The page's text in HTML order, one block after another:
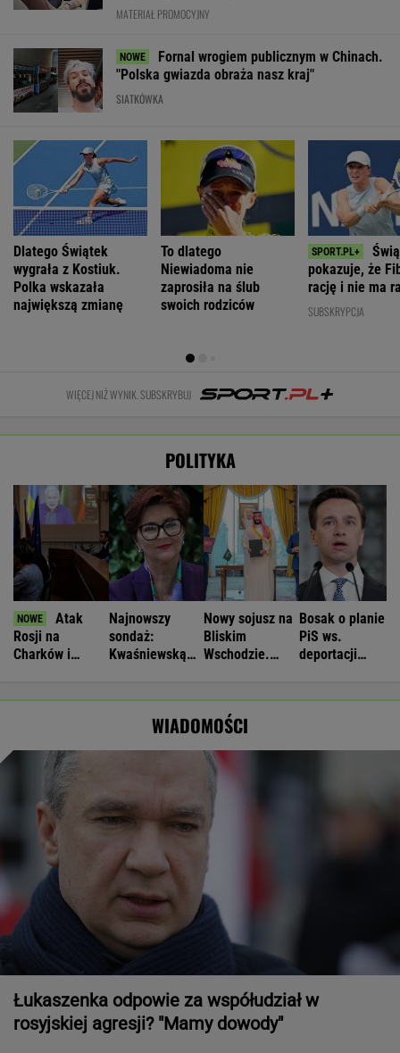
MATERIAŁ PROMOCYJNY
Fornal wrogiem publicznym w Chinach.
"Polska gwiazda obraża nasz kraj"
SIATKÓWKA
Dlatego Świątek
wygrała z Kostiuk.
Polka wskazała
największą zmianę
To dlatego
Niewiadoma nie
zaprosiła na ślub
swoich rodziców
pokazuje, że
rację i nie ma
SUBSKRYPCJA
WIĘCEJ NIŻ WYNIK. SUBSKRYBUJ
POLITYKA
Atak
Rosji na
Charków i
Najnowszy
sondaż:
Kwaśniewską
Nowy sojusz na
Bliskim
Wschodzie.
Bosak o planie
PiS ws.
deportacji
WIADOMOŚCI
Łukaszenka odpowie za współudział w
rosyjskiej agresji? "Mamy dowody"